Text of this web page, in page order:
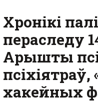
Хронікі
пераследу
Арышты
хакейных